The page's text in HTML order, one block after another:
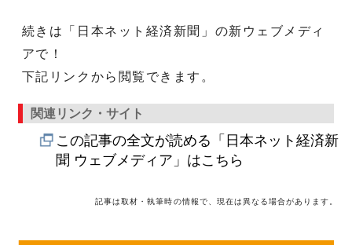
続きは「日本ネット経済新聞」の新ウェブメディ
アで！
下記リンクから閲覧できます。
関連リンク・サイト
この記事の全文が読める「日本ネット経済新
聞 ウェブメディア」はこちら
記事は取材・執筆時の情報で、現在は異なる場合があります。